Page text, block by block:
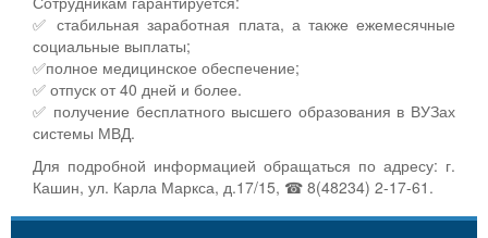
✅ стабильная заработная плата, а также ежемесячные
социальные выплаты;
✅полное медицинское обеспечение;
✅ отпуск от 40 дней и более.
✅ получение бесплатного высшего образования в ВУЗах
системы МВД.
Для подробной информацией обращаться по адресу: г.
Кашин, ул. Карла Маркса, д.17/15, ☎ 8(48234) 2-17-61.